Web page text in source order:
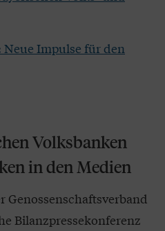
Impulse für den
Volksbanken
in den Medien
Genossenschaftsverband
Bilanzpressekonferenz